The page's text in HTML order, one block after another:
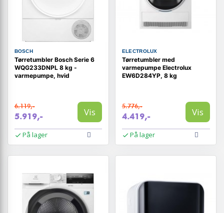
BOSCH
Tørretumbler Bosch Serie 6
WQG233DNPL 8 kg -
varmepumpe, hvid
6.119,-
5.919,- Vis
På lager
ELECTROLUX
Tørretumbler med
varmepumpe Electrolux
EW6D284YP, 8 kg
5.776,-
4.419,- Vis
På lager